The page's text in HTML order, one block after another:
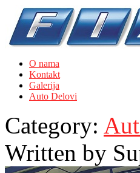
O nama
Kontakt
Galerija
Auto Delovi
Category:
Written by